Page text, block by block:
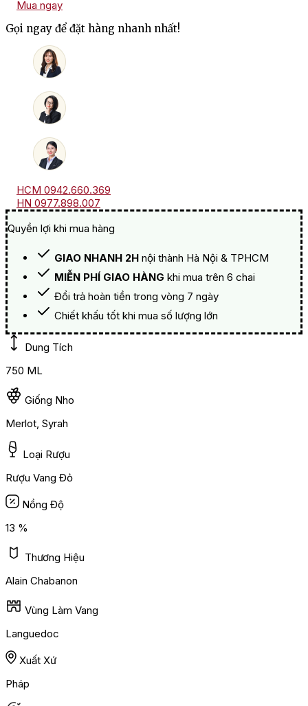
Alain
Chabanon
Saut
Mua ngay
Gọi ngay để đặt hàng nhanh nhất!
HCM 0942.660.369
HN 0977.898.007
Quyền lợi khi mua hàng
GIAO NHANH 2H nội thành Hà Nội & TPHCM
MIỄN PHÍ GIAO HÀNG khi mua trên 6 chai
Đổi trả hoàn tiền trong vòng 7 ngày
Chiết khấu tốt khi mua số lượng lớn
Dung Tích
750 ML
Giống Nho
Merlot, Syrah
Loại Rượu
Rượu Vang Đỏ
Nồng Độ
13 %
Thương Hiệu
Alain Chabanon
Vùng Làm Vang
Languedoc
Xuất Xứ
Pháp